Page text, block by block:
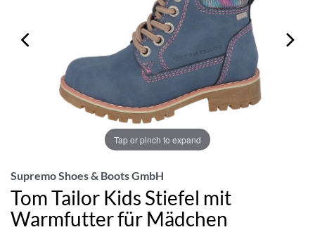
Tap or pinch to expand
Supremo Shoes & Boots GmbH
Tom Tailor Kids Stiefel mit
Warmfutter für Mädchen